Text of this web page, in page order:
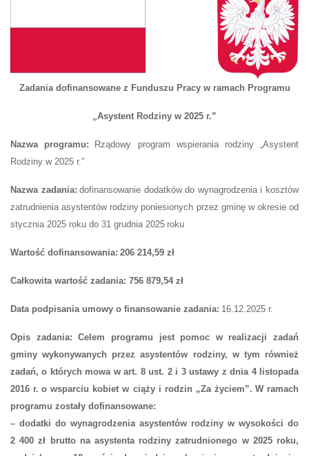
Zadania dofinansowane z Funduszu Pracy w ramach Programu
„Asystent Rodziny w 2025 r.”
Nazwa programu: Rządowy program wspierania rodziny „Asystent
Rodziny w 2025 r.”
Nazwa zadania: dofinansowanie dodatków do wynagrodzenia i kosztów
zatrudnienia asystentów rodziny poniesionych przez gminę w okresie od
stycznia 2025 roku do 31 grudnia 2025 roku
Wartość dofinansowania: 206 214,59 zł
Całkowita wartość zadania: 756 879,54 zł
Data podpisania umowy o finansowanie zadania: 16.12.2025 r.
Opis zadania: Celem programu jest pomoc w realizacji zadań
gminywykonywanych przez asystentów rodziny, w tym również
zadań, o których mowa w art. 8 ust. 2 i 3 ustawy z dnia 4
listopada
2016 r. o wsparciu kobiet w ciąży i rodzin „Za życiem”. W ramach
programu zostały dofinansowane:
– dodatki do wynagrodzenia asystentów rodziny w wysokości do
2 400 zł brutto na asystenta rodziny zatrudnionego w 2025 roku,